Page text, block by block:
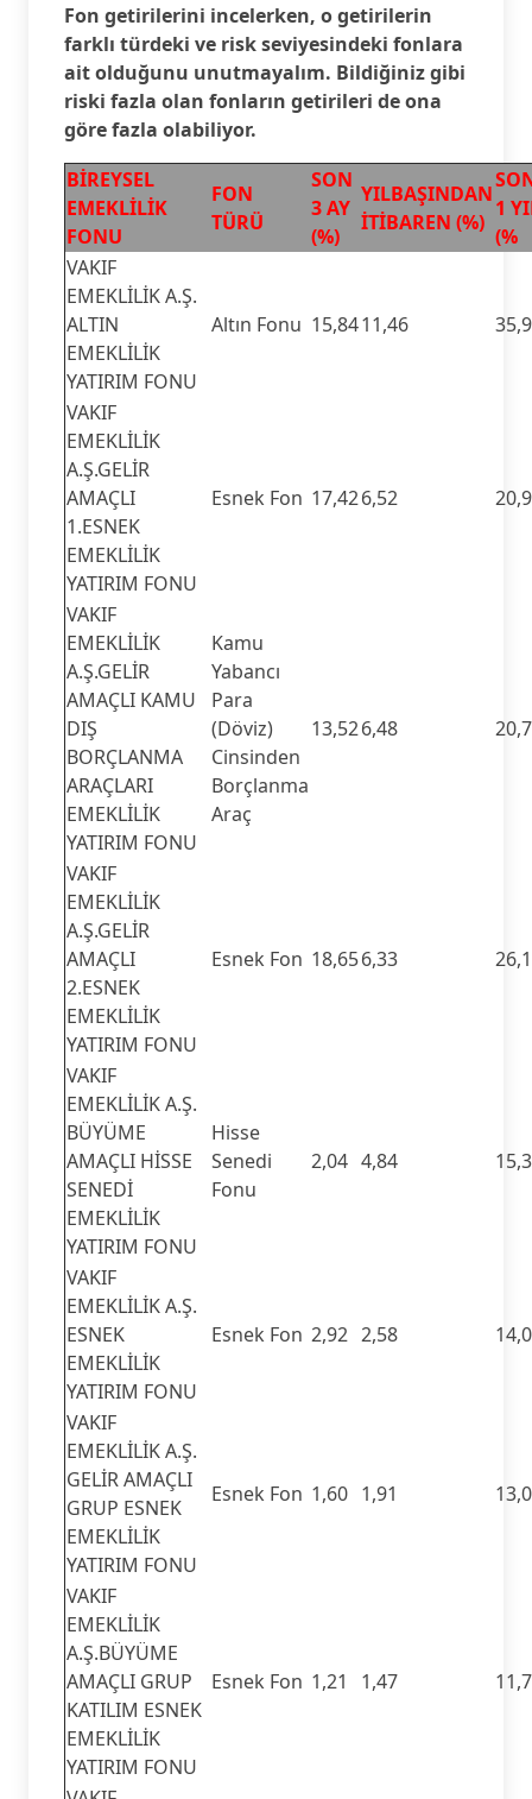
Fon getirilerini incelerken, o getirilerin
farklı türdeki ve risk seviyesindeki fonlara
ait olduğunu unutmayalım. Bildiğiniz gibi
riski fazla olan fonların getirileri de ona
göre fazla olabiliyor.
BİREYSEL
EMEKLİLİK
FONU
FON
TÜRÜ
SON
3 AY
(%)
YILBAŞINDAN
İTİBAREN (%)
1
(%
VAKIF
EMEKLİLİK A.Ş.
ALTIN
EMEKLİLİK
YATIRIM FONU
Altın Fonu 15,8411,46
VAKIF
EMEKLİLİK
A.Ş.GELİR
AMAÇLI
1.ESNEK
EMEKLİLİK
YATIRIM FONU
Esnek Fon 17,426,52
VAKIF
EMEKLİLİK
A.Ş.GELİR
AMAÇLI KAMU
DIŞ
BORÇLANMA
ARAÇLARI
EMEKLİLİK
YATIRIM FONU
Kamu
Yabancı
Para
(Döviz)
Cinsinden
Borçlanma
Araç
13,526,48
VAKIF
EMEKLİLİK
A.Ş.GELİR
AMAÇLI
2.ESNEK
EMEKLİLİK
YATIRIM FONU
Esnek Fon 18,656,33
VAKIF
EMEKLİLİK A.Ş.
BÜYÜME
AMAÇLI HİSSE
SENEDİ
EMEKLİLİK
YATIRIM FONU
Hisse
Senedi
Fonu
2,04 4,84
VAKIF
EMEKLİLİK A.Ş.
ESNEK
EMEKLİLİK
YATIRIM FONU
Esnek Fon 2,92 2,58
VAKIF
EMEKLİLİK A.Ş.
GELİR AMAÇLI
GRUP ESNEK
EMEKLİLİK
YATIRIM FONU
Esnek Fon 1,60 1,91
VAKIF
EMEKLİLİK
A.Ş.BÜYÜME
AMAÇLI GRUP
KATILIM ESNEK
EMEKLİLİK
YATIRIM FONU
Esnek Fon 1,21 1,47